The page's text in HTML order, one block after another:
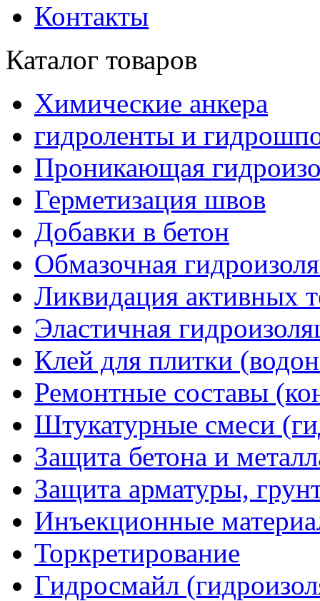
Контакты
Каталог товаров
Химические анкера
гидроленты и
Проникающая
Герметизация швов
Добавки в бетон
Обмазочная
Ликвидация активных
Эластичная
Клей для плитки
Ремонтные составы
Штукатурные смеси
Защита бетона и
Защита арматуры,
Инъекционные
Торкретирование
Гидросмайл